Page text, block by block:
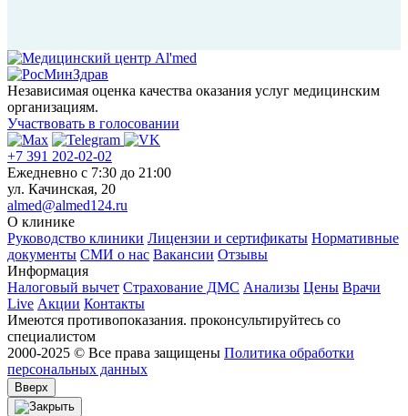
Независимая оценка качества оказания услуг медицинским
организациям.
Участвовать в голосовании
+7 391 202-02-02
Ежедневно c 7:30 до 21:00
ул. Качинская, 20
almed@almed124.ru
О клинике
Руководство клиники Лицензии и сертификаты Нормативные
документы СМИ о нас Вакансии Отзывы
Информация
Налоговый вычет Страхование ДМС Анализы Цены Врачи
Live Акции Контакты
Имеются противопоказания. проконсультируйтесь со
специалистом
2000-2025 © Все права защищены Политика обработки
персональных данных
Вверх